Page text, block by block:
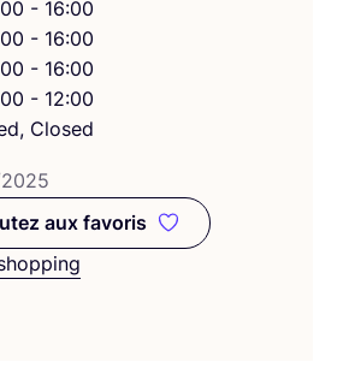
- 16:00
- 16:00
- 16:00
- 12:00
Closed
2025
aux favoris
Ajoutez aux favoris